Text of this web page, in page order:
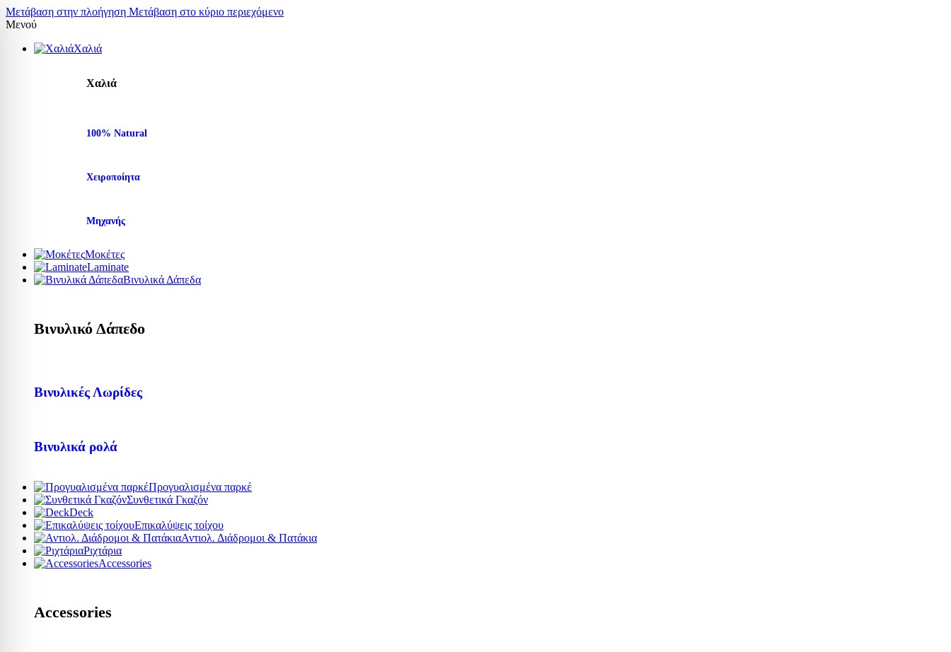
Μετάβαση στην πλοήγηση Μετάβαση στο κύριο περιεχόμενο
Μενού
Χαλιά
Χαλιά
100% Natural
Χειροποίητα
Μηχανής
Μοκέτες
Laminate
Βινυλικά Δάπεδα
Βινυλικό Δάπεδο
Βινυλικές Λωρίδες
Βινυλικά ρολά
Προγυαλισμένα παρκέ
Συνθετικά Γκαζόν
Deck
Επικαλύψεις τοίχου
Αντιολ. Διάδρομοι & Πατάκια
Ριχτάρια
Accessories
Accessories